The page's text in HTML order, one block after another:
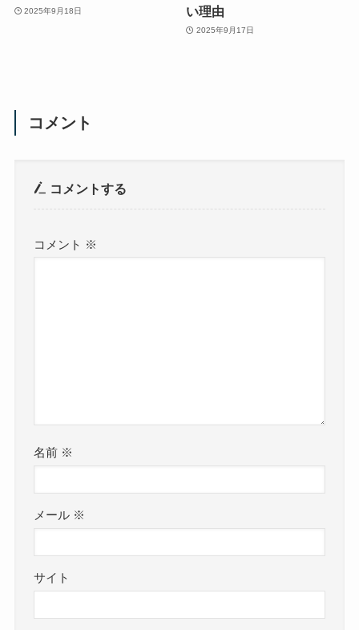
2025年9月18日
い理由
2025年9月17日
コメント
コメントする
コメント ※
名前 ※
メール ※
サイト